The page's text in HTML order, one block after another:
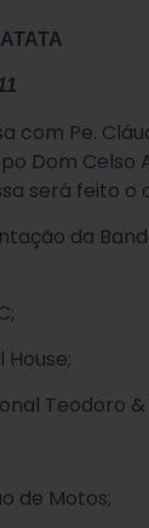
com Pe.
Dom Celso
será feito o
da
House;
Teodoro
de Motos;